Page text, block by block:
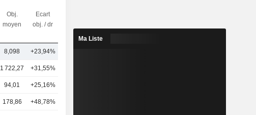
Obj.
moyen
Ecart
obj. / dr
8,098 +23,94%
1 722,27 +31,55%
94,01 +25,16%
178,86 +48,78%
Ma Liste